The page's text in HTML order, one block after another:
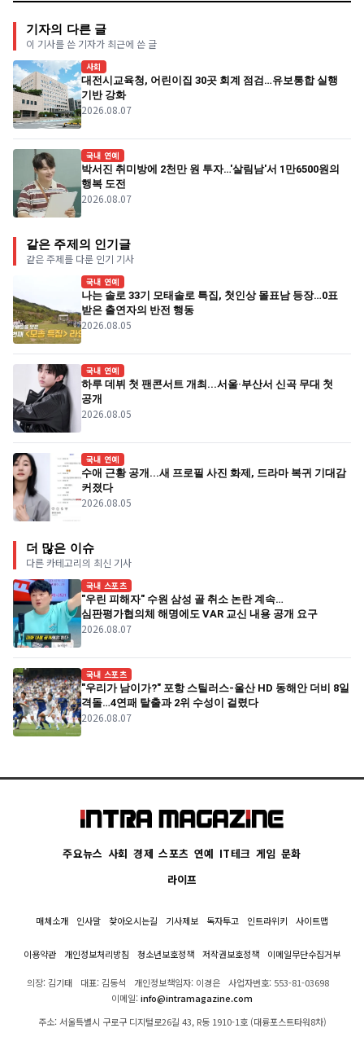
기자의 다른 글
이 기사를 쓴 기자가 최근에 쓴 글
사회
대전시교육청, 어린이집 30곳 회계 점검…유보통합 실행
기반 강화
2026.08.07
국내 연예
박서진 취미방에 2천만 원 투자…'살림남'서 1만6500원의
행복 도전
2026.08.07
같은 주제의 인기글
같은 주제를 다룬 인기 기사
국내 연예
나는 솔로 33기 모태솔로 특집, 첫인상 몰표남 등장…0표
받은 출연자의 반전 행동
2026.08.05
국내 연예
하루 데뷔 첫 팬콘서트 개최...서울·부산서 신곡 무대 첫
공개
2026.08.05
국내 연예
수애 근황 공개...새 프로필 사진 화제, 드라마 복귀 기대감
커졌다
2026.08.05
더 많은 이슈
다른 카테고리의 최신 기사
국내 스포츠
"우린 피해자" 수원 삼성 골 취소 논란 계속…
심판평가협의체 해명에도 VAR 교신 내용 공개 요구
2026.08.07
국내 스포츠
"우리가 남이가?" 포항 스틸러스-울산 HD 동해안 더비 8일
격돌…4연패 탈출과 2위 수성이 걸렸다
2026.08.07
주요뉴스 사회 경제 스포츠 연예 IT테크 게임 문화
라이프
매체소개 인사말 찾아오시는길 기사제보 독자투고 인트라위키 사이트맵
이용약관 개인정보처리방침 청소년보호정책 저작권보호정책 이메일무단수집거부
의장: 김기태 대표: 김동석 개인정보책임자: 이경은
사업자번호: 553-81-03698
이메일:info@intramagazine.com
주소: 서울특별시 구로구 디지털로26길 43, R동 1910-1호 (대륭포스트타워8차)